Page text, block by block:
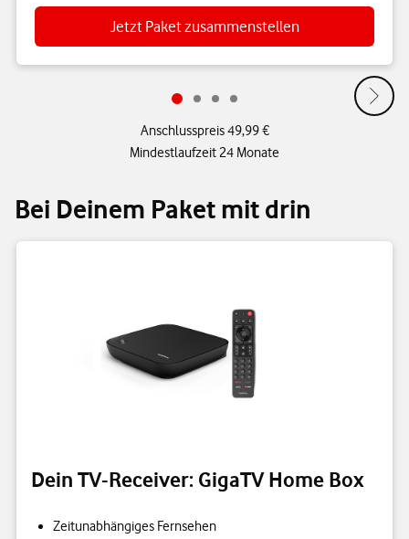
Jetzt Paket zusammenstellen
Anschlusspreis 49,99 €
Mindestlaufzeit 24 Monate
Bei Deinem Paket mit drin
Dein TV-Receiver: GigaTV Home Box
Zeitunabhängiges Fernsehen